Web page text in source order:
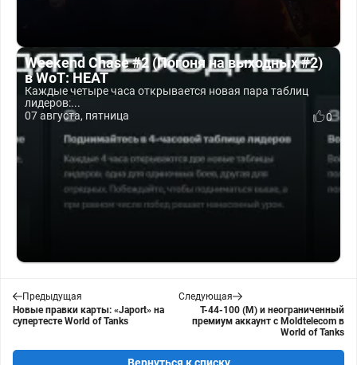
Weekend Chase #2 (Погоня на выходных #2)
в WoT: HEAT
Каждые четыре часа открывается новая пара таблиц
лидеров:...
07 августа, пятница
0
Предыдущая
Новые правки карты: «Japort» на
супертесте World of Tanks
Следующая
Т-44-100 (М) и неограниченный
премиум аккаунт с Moldtelecom в
World of Tanks